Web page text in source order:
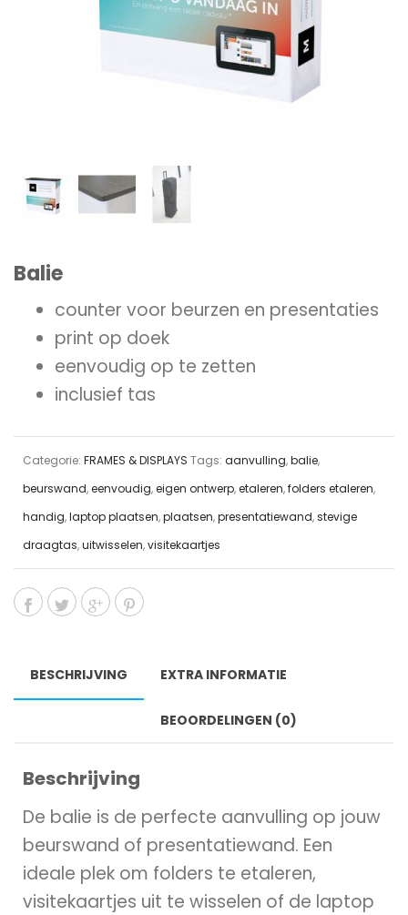
Balie
counter voor beurzen en presentaties
print op doek
eenvoudig op te zetten
inclusief tas
Categorie: FRAMES & DISPLAYS Tags: aanvulling,balie,
beurswand,eenvoudig,eigen ontwerp,etaleren,folders etaleren,
handig,laptop plaatsen,plaatsen,presentatiewand,stevige
draagtas,uitwisselen,visitekaartjes
BESCHRIJVING EXTRA INFORMATIE
BEOORDELINGEN (0)
Beschrijving
De balie is de perfecte aanvulling op jouw
beurswand of presentatiewand. Een
ideale plek om folders te etaleren,
visitekaartjes uit te wisselen of de laptop